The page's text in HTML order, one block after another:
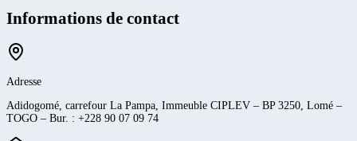
Informations de contact
Adresse
Adidogomé, carrefour La Pampa, Immeuble CIPLEV – BP 3250, Lomé –
TOGO – Bur. : +228 90 07 09 74